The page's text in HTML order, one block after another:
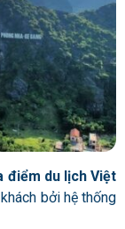
điểm du lịch Việt
bởi hệ thống